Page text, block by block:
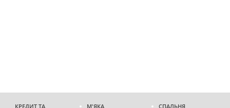
КРЕДИТ ТА
М'ЯКА
СПАЛЬНЯ